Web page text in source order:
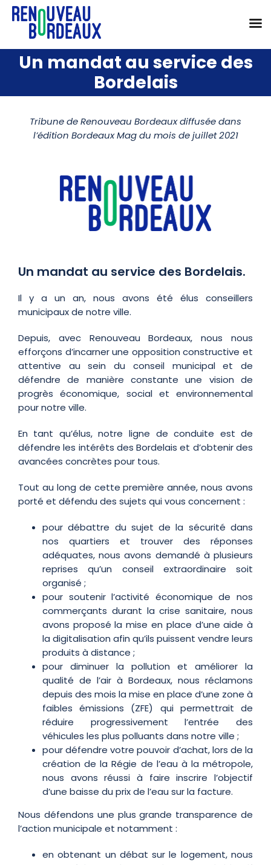
PasserUn mandat au service des
Bordelais
Tribune de Renouveau Bordeaux diffusée dans
l’édition Bordeaux Mag du mois de juillet 2021
Un mandat au service des Bordelais.
Il y a un an, nous avons été élus conseillers
municipaux de notre ville.
Depuis, avec Renouveau Bordeaux, nous nous
efforçons d’incarner une opposition constructive et
attentive au sein du conseil municipal et de
défendre de manière constante une vision de
progrès économique, social et environnemental
pour notre ville.
En tant qu’élus, notre ligne de conduite est de
défendre les intérêts des Bordelais et d’obtenir des
avancées concrètes pour tous.
Tout au long de cette première année, nous avons
porté et défendu des sujets qui vous concernent :
pour débattre du sujet de la sécurité dans
nos quartiers et trouver des réponses
adéquates, nous avons demandé à plusieurs
reprises qu’un conseil extraordinaire soit
organisé ;
pour soutenir l’activité économique de nos
commerçants durant la crise sanitaire, nous
avons proposé la mise en place d’une aide à
la digitalisation afin qu’ils puissent vendre leurs
produits à distance ;
pour diminuer la pollution et améliorer la
qualité de l’air à Bordeaux, nous réclamons
depuis des mois la mise en place d’une zone à
faibles émissions (ZFE) qui permettrait de
réduire progressivement l’entrée des
véhicules les plus polluants dans notre ville ;
pour défendre votre pouvoir d’achat, lors de la
création de la Régie de l’eau à la métropole,
nous avons réussi à faire inscrire l’objectif
d’une baisse du prix de l’eau sur la facture.
Nous défendons une plus grande transparence de
l’action municipale et notamment :
en obtenant un débat sur le logement, nous